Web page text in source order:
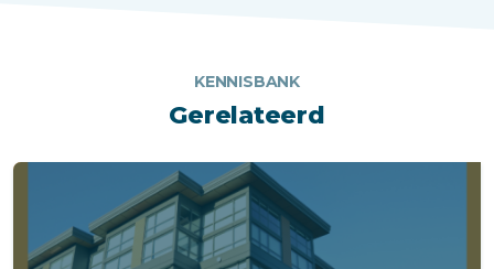
KENNISBANK
Gerelateerd